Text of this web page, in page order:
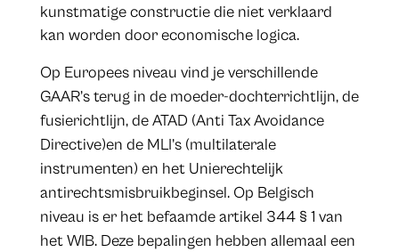
kunstmatige constructie die niet verklaard
kan worden door economische logica.
Op Europees niveau vind je verschillende
GAAR’s terug in de moeder-dochterrichtlijn, de
fusierichtlijn, de ATAD (Anti Tax Avoidance
Directive)en de MLI’s (multilaterale
instrumenten) en het Unierechtelijk
antirechtsmisbruikbeginsel. Op Belgisch
niveau is er het befaamde artikel 344 § 1 van
het WIB. Deze bepalingen hebben allemaal een